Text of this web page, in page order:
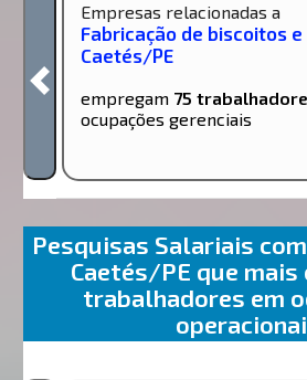
Empresas relacionadas a
Fabricação de biscoitos
Caetés/PE
empregam 75
ocupações gerenciais
Pesquisas Salariais
Caetés/PE que mais
trabalhadores em